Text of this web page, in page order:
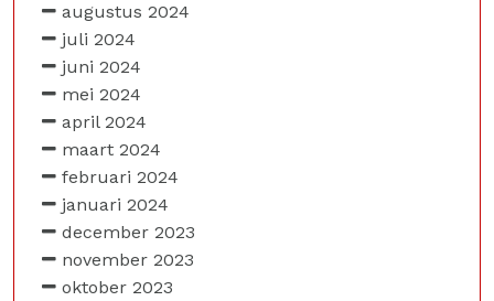
augustus 2024
juli 2024
juni 2024
mei 2024
april 2024
maart 2024
februari 2024
januari 2024
december 2023
november 2023
oktober 2023